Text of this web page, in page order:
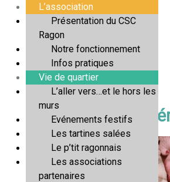
Tricotez pour les
Par Adeline Serrand/12/09/2025
L’association
Présentation du CSC
Ragon
Notre fonctionnement
Infos pratiques
Vie de quartier
L’aller vers…et le hors les
murs
Evénements festifs
Les tartines salées
Le p’tit ragonnais
Les associations
partenaires